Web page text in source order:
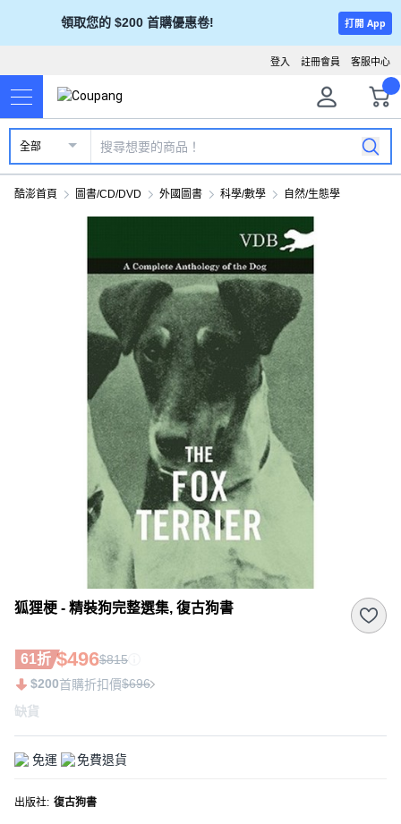
領取您的 $200 首購優惠卷! 打開 App
客服中心
註冊會員
登入
全部
酷澎首頁 圖書/CD/DVD 外國圖書 科學/數學 自然/生態學
狐狸梗 - 精裝狗完整選集, 復古狗書
61折 $496$815
$200首購折扣價$696
缺貨
免運 免費退貨
出版社: 復古狗書